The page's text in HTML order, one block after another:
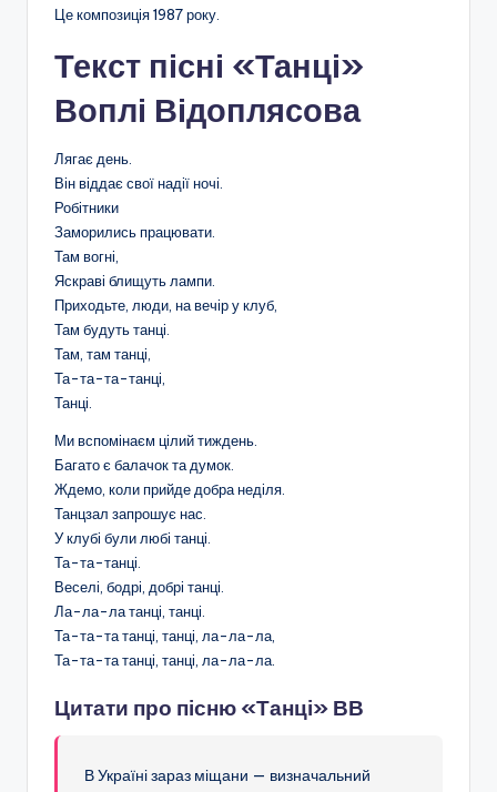
Це композиція 1987 року.
Текст пісні «Танці»
Воплі Відоплясова
Лягає день.
Він віддає свої надії ночі.
Робітники
Заморились працювати.
Там вогні,
Яскраві блищуть лампи.
Приходьте, люди, на вечір у клуб,
Там будуть танці.
Там, там танці,
Та-та-та-танці,
Танці.
Ми вспомінаєм цілий тиждень.
Багато є балачок та думок.
Ждемо, коли прийде добра неділя.
Танцзал запрошує нас.
У клубі були любі танці.
Та-та-танці.
Веселі, бодрі, добрі танці.
Ла-ла-ла танці, танці.
Та-та-та танці, танці, ла-ла-ла,
Та-та-та танці, танці, ла-ла-ла.
Цитати про пісню «Танці» ВВ
В Україні зараз міщани — визначальний